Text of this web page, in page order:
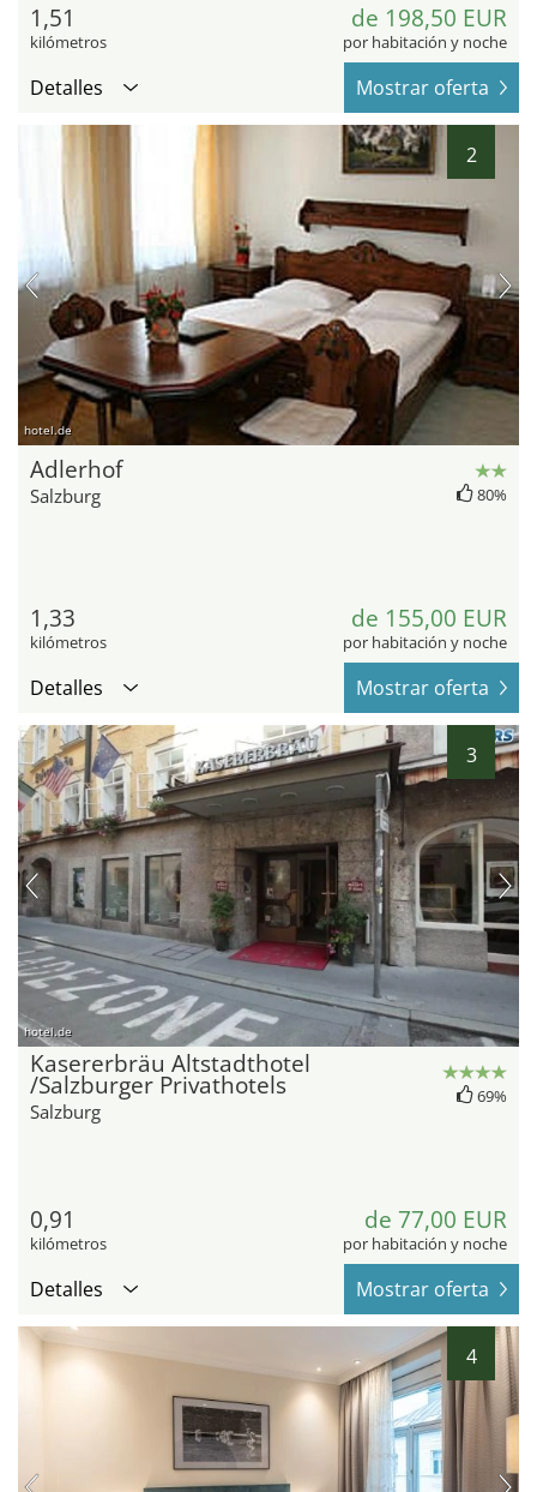
1,51
kilómetros
de 198,50 EUR
por habitación y noche
Detalles Mostrar oferta
2
hotel.de
Adlerhof
Salzburg 80%
1,33
kilómetros
de 155,00 EUR
por habitación y noche
Detalles Mostrar oferta
3
hotel.de
Kasererbräu Altstadthotel
/Salzburger Privathotels
Salzburg
69%
0,91
kilómetros
de 77,00 EUR
por habitación y noche
Detalles Mostrar oferta
4